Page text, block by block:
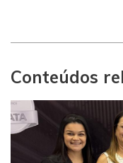
Conteúdos